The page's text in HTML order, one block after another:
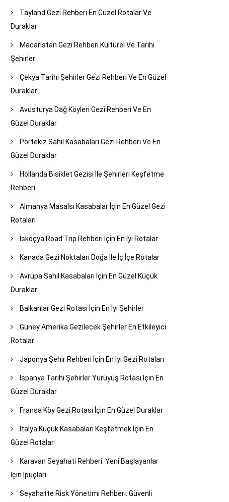
Tayland Gezi Rehberi En Güzel Rotalar Ve
Duraklar
Macaristan Gezi Rehberi Kültürel Ve Tarihi
Şehirler
Çekya Tarihi Şehirler Gezi Rehberi Ve En Güzel
Duraklar
Avusturya Dağ Köyleri Gezi Rehberi Ve En
Güzel Duraklar
Portekiz Sahil Kasabaları Gezi Rehberi Ve En
Güzel Duraklar
Hollanda Bisiklet Gezisi İle Şehirleri Keşfetme
Rehberi
Almanya Masalsı Kasabalar İçin En Güzel Gezi
Rotaları
İskoçya Road Trip Rehberi İçin En İyi Rotalar
Kanada Gezi Noktaları Doğa İle İç İçe Rotalar
Avrupa Sahil Kasabaları İçin En Güzel Küçük
Duraklar
Balkanlar Gezi Rotası İçin En İyi Şehirler
Güney Amerika Gezilecek Şehirler En Etkileyici
Rotalar
Japonya Şehir Rehberi İçin En İyi Gezi Rotaları
İspanya Tarihi Şehirler Yürüyüş Rotası İçin En
Güzel Duraklar
Fransa Köy Gezi Rotası İçin En Güzel Duraklar
İtalya Küçük Kasabaları Keşfetmek İçin En
Güzel Rotalar
Karavan Seyahati Rehberi: Yeni Başlayanlar
İçin İpuçları
Seyahatte Risk Yönetimi Rehberi: Güvenli